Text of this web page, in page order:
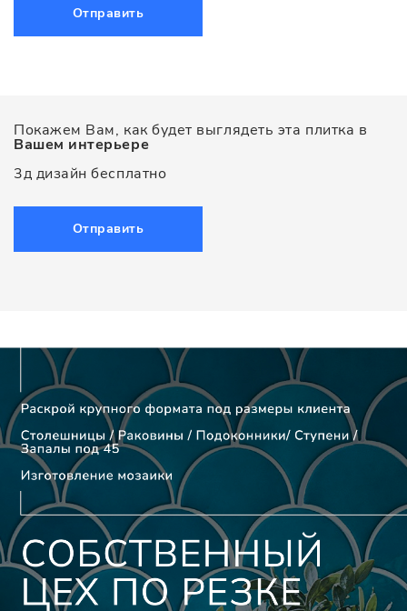
Отправить
Покажем Вам, как будет выглядеть эта плитка в
Вашем интерьере
3д дизайн бесплатно
Отправить